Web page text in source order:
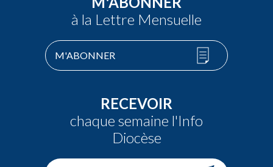
à la Lettre Mensuelle
M'ABONNER
RECEVOIR
chaque semaine l'Info
Diocèse